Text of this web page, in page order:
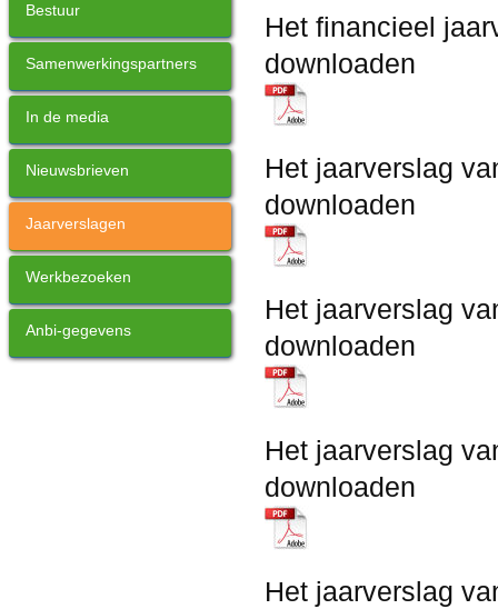
Bestuur
Samenwerkingspartners
In de media
Nieuwsbrieven
Jaarverslagen
Werkbezoeken
Anbi-gegevens
Het financieel
downloaden
Het jaarverslag
downloaden
Het jaarverslag
downloaden
Het jaarverslag
downloaden
Het jaarverslag